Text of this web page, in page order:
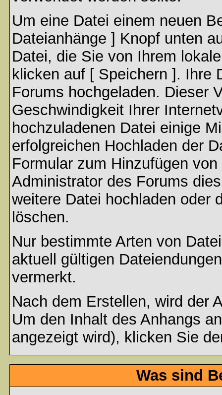
Um eine Datei einem neuen
Dateianhänge ] Knopf unten
Datei, die Sie von Ihrem
klicken auf [ Speichern ]. Ihre
Forums hochgeladen. Dieser
Geschwindigkeit Ihrer
hochzuladenen Datei einige
erfolgreichen Hochladen der
Formular zum Hinzufügen
Administrator des Forums
weitere Datei hochladen oder
löschen.
Nur bestimmte Arten von
aktuell gültigen
vermerkt.
Nach dem Erstellen, wird der
Um den Inhalt des Anhangs
angezeigt wird), klicken Sie
Was sind